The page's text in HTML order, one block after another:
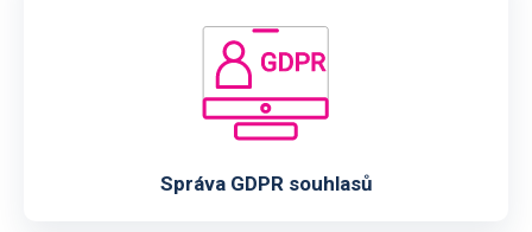
Správa GDPR souhlasů